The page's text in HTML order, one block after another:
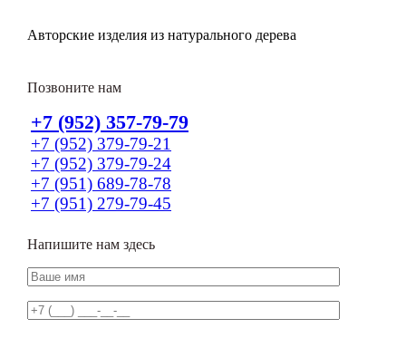
Авторские изделия из натурального дерева
Позвоните нам
+7 (952) 357-79-79
+7 (952) 379-79-21
+7 (952) 379-79-24
+7 (951) 689-78-78
+7 (951) 279-79-45
Напишите нам здесь